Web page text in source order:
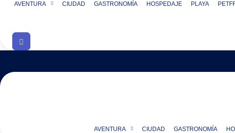
AVENTURA CIUDAD GASTRONOMÍA HOSPEDAJE PLAYA
AVENTURA CIUDAD GASTRONOMÍA